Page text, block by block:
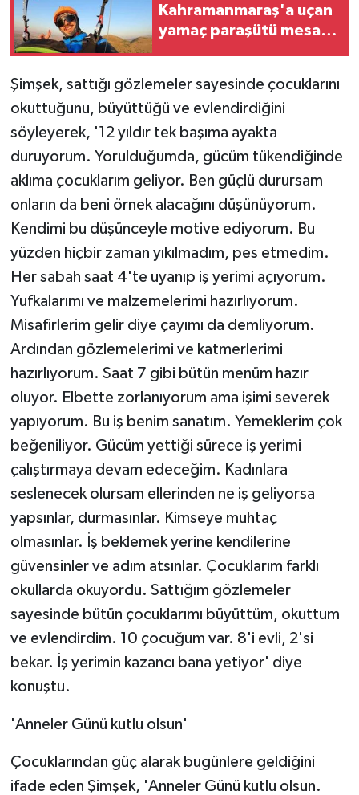
Kahramanmaraş'a uçan
yamaç paraşütü mesafe
Şimşek, sattığı gözlemeler sayesinde çocuklarını
okuttuğunu, büyüttüğü ve evlendirdiğini
söyleyerek, '12 yıldır tek başıma ayakta
duruyorum. Yorulduğumda, gücüm tükendiğinde
aklıma çocuklarım geliyor. Ben güçlü durursam
onların da beni örnek alacağını düşünüyorum.
Kendimi bu düşünceyle motive ediyorum. Bu
yüzden hiçbir zaman yıkılmadım, pes etmedim.
Her sabah saat 4'te uyanıp iş yerimi açıyorum.
Yufkalarımı ve malzemelerimi hazırlıyorum.
Misafirlerim gelir diye çayımı da demliyorum.
Ardından gözlemelerimi ve katmerlerimi
hazırlıyorum. Saat 7 gibi bütün menüm hazır
oluyor. Elbette zorlanıyorum ama işimi severek
yapıyorum. Bu iş benim sanatım. Yemeklerim çok
beğeniliyor. Gücüm yettiği sürece iş yerimi
çalıştırmaya devam edeceğim. Kadınlara
seslenecek olursam ellerinden ne iş geliyorsa
yapsınlar, durmasınlar. Kimseye muhtaç
olmasınlar. İş beklemek yerine kendilerine
güvensinler ve adım atsınlar. Çocuklarım farklı
okullarda okuyordu. Sattığım gözlemeler
sayesinde bütün çocuklarımı büyüttüm, okuttum
ve evlendirdim. 10 çocuğum var. 8'i evli, 2'si
bekar. İş yerimin kazancı bana yetiyor' diye
konuştu.
'Anneler Günü kutlu olsun'
Çocuklarından güç alarak bugünlere geldiğini
ifade eden Şimşek, 'Anneler Günü kutlu olsun.